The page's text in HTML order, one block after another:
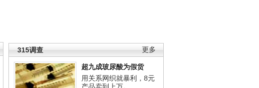
更多
315调查
超九成玻尿酸为假货
用关系网织就暴利，8元